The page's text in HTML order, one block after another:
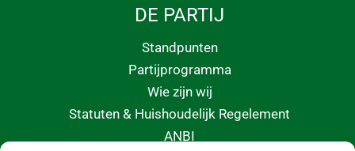
DE PARTIJ
Standpunten
Partijprogramma
Wie zijn wij
Statuten & Huishoudelijk Regelement
ANBI